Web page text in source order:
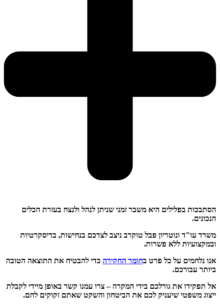
הסתבכות בפלילים היא משבר זמני שניתן לנהל ולנצח בעזרת הכלים
הנכונים.
משרד עו"ד ונוטריון פבל טוקרב ניצב לצדכם בנחישות, בדיסקרטיות
ובמקצועיות ללא פשרות.
אנו נלחמים על כל פרט בחומר החקירה כדי להבטיח את התוצאה הטובה
ביותר עבורכם.
אל תפקידו את גורלכם בידי המקרה – צרו עמנו קשר באופן מיידי לקבלת
ייצוג משפטי שיעניק לכם את הביטחון והשקט שאתם זקוקים להם.